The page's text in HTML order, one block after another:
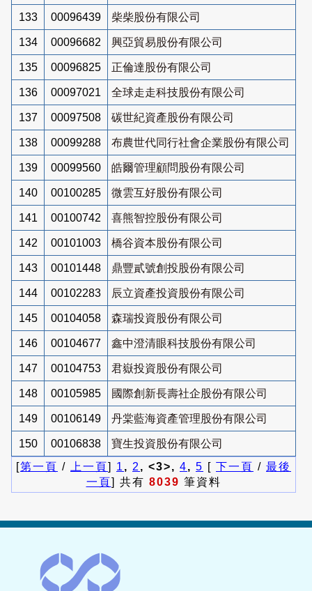
133 00096439 柴柴股份有限公司
134 00096682 興亞貿易股份有限公司
135 00096825 正倫達股份有限公司
136 00097021 全球走走科技股份有限公司
137 00097508 碳世紀資產股份有限公司
138 00099288 布農世代同行社會企業股份有限公司
139 00099560 皓爾管理顧問股份有限公司
140 00100285 微雲互好股份有限公司
141 00100742 喜熊智控股份有限公司
142 00101003 橋谷資本股份有限公司
143 00101448 鼎豐貳號創投股份有限公司
144 00102283 辰立資產投資股份有限公司
145 00104058 森瑞投資股份有限公司
146 00104677 鑫中澄清眼科技股份有限公司
147 00104753 君嶽投資股份有限公司
148 00105985 國際創新長壽社企股份有限公司
149 00106149 丹棠藍海資產管理股份有限公司
150 00106838
寶生投資股份有限公司
[第一頁 / 上一頁] 1 , 2 , <3>, 4, 5 [ 下一頁 / 最後
一頁] 共有 8039 筆資料